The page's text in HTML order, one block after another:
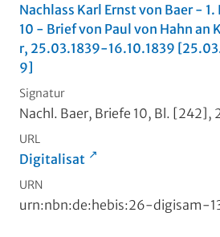
Nachlass Karl Ernst von Baer -
10 - Brief von Paul von Hahn an
r, 25.03.1839-16.10.1839
9]
Signatur
Nachl. Baer, Briefe 10, Bl. [242],
URL
Digitalisat
URN
urn:nbn:de:hebis:26-digisam-